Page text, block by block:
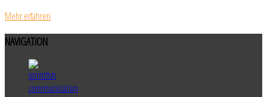
Mehr erfahren
NAVIGATION